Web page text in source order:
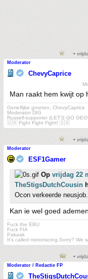
•
Moderator
ChevyCaprice
Man raakt hem kwijt op
Gerieflijke groeten, ChevyCaprice
Moderator DIG
Russell-supporter (LET'S GO
🇺🇦 Fight Fight Fight! 🇺🇦
•
Moderator
ESF1Gamer
Op vrijdag 22
TheStigsDutchCousin
Ocon verkeerde neusjob.
Kan ie wel goed
Fuck the EBU
Fuck FIA
Pakaak
It's called motorracing.Sorry? We
•
Moderator / Redactie FP